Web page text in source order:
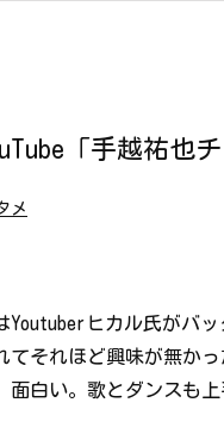
「手越祐也
メ
Youtuberヒカル氏がバ
てそれほど興味が無か
面白い。歌とダンスも